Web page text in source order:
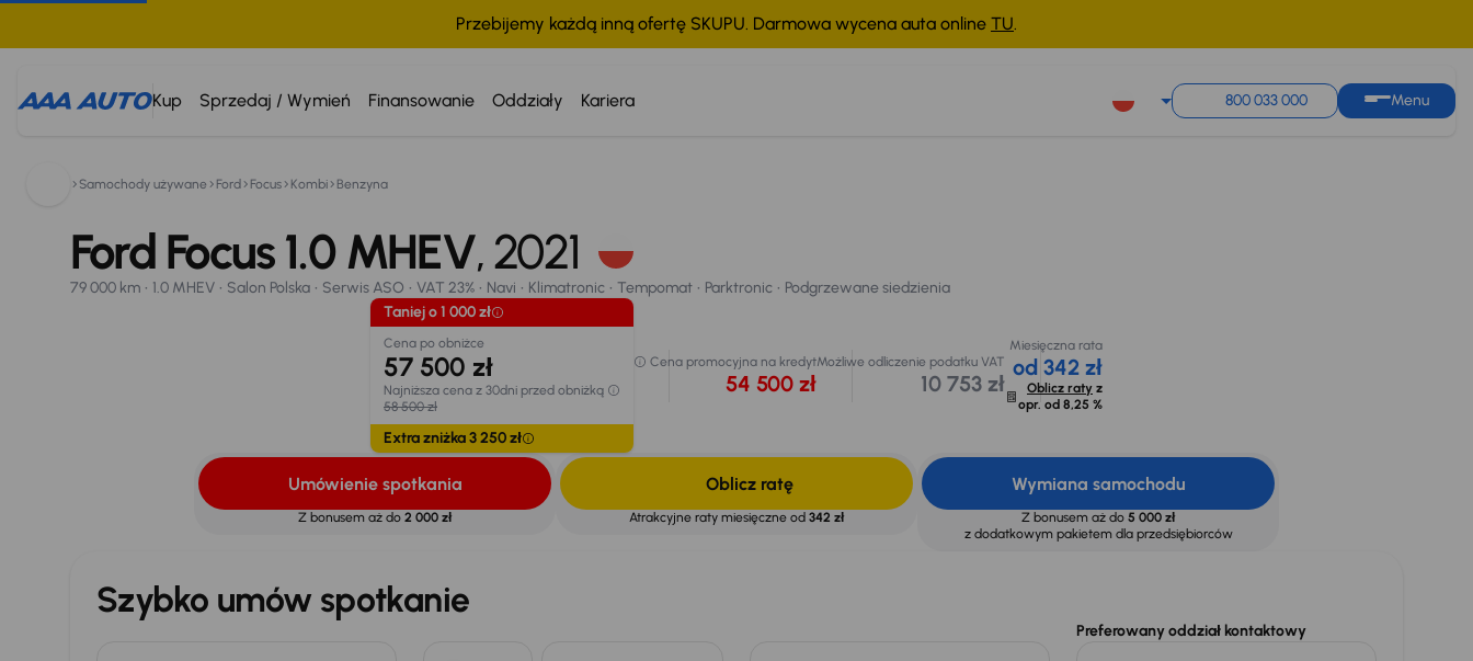
Przebijemy każdą inną ofertę SKUPU. Darmowa wycena auta online TU.
Kup Sprzedaj / Wymień Finansowanie Oddziały Kariera 800 033 000 Menu
Samochody używane Ford Focus Kombi Benzyna
Taniej o 1 000 zł
Ford Focus 1.0 MHEV, 2021
79 000 km 1.0 MHEV Salon Polska Serwis ASO VAT 23% Navi Klimatronic Tempomat Parktronic
Podgrzewane siedzienia
Taniej o 1 000 zł
Cena po obniżce
57 500 zł
Najniższa cena z 30dni przed obniżką
58 500 zł
Extra zniżka 3 250 zł
Cena promocyjna na kredyt
54 500 zł
Możliwe odliczenie podatku VAT
10 753 zł
Miesięczna rata
od 342 zł
Oblicz raty z
opr. od 8,25 %
Umówienie spotkania
Z bonusem aż do 2 000 zł
Oblicz ratę
Atrakcyjne raty miesięczne od 342 zł
Wymiana samochodu
Z bonusem aż do 5 000 zł
z dodatkowym pakietem dla przedsiębiorców
Szybko umów spotkanie
Preferowany oddział kontaktowy
79 000 km 1.0 MHEV Salon Polska Serwis ASO VAT 23% Navi Klimatronic
Umówienie spotkania
Oblicz ratę Wymiana samochodu